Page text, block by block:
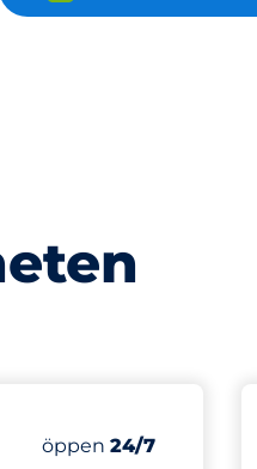
Fredag
öppen24/7